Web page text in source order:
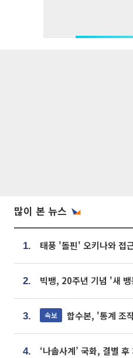
많이 본 뉴스
1.
2.
3. 속보 합수본, '통계 조작' 서울·
4.